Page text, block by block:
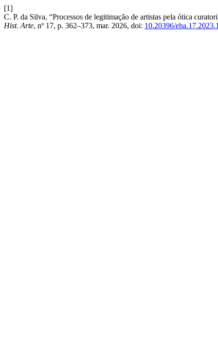
[1]
C. P. da Silva, “Processos de legitimação de artistas pela ótica
Hist. Arte, nº 17, p. 362–373, mar. 2026, doi: 10.20396/